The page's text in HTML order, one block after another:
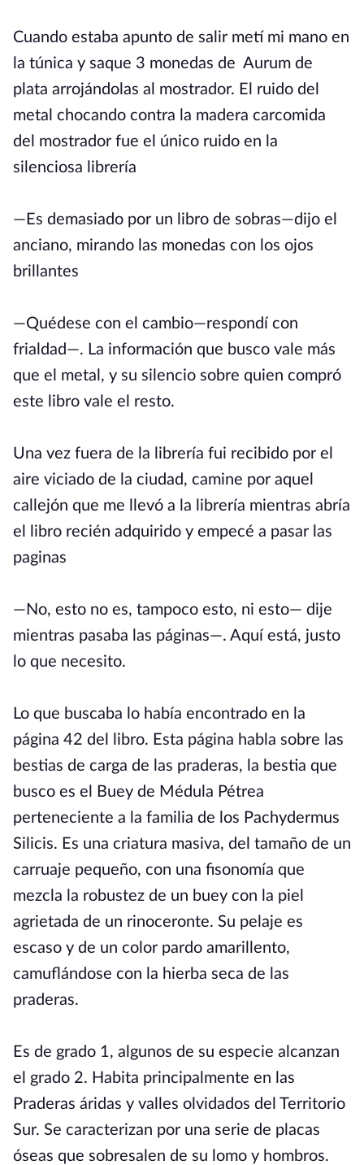
Cuando estaba apunto de salir metí mi mano en
la túnica y saque 3 monedas de Aurum de
plata arrojándolas al mostrador. El ruido del
metal chocando contra la madera carcomida
del mostrador fue el único ruido en la
silenciosa librería
—Es demasiado por un libro de sobras—dijo el
anciano, mirando las monedas con los ojos
brillantes
—Quédese con el cambio—respondí con
frialdad—. La información que busco vale más
que el metal, y su silencio sobre quien compró
este libro vale el resto.
Una vez fuera de la librería fui recibido por el
aire viciado de la ciudad, camine por aquel
callejón que me llevó a la librería mientras abría
el libro recién adquirido y empecé a pasar las
paginas
—No, esto no es, tampoco esto, ni esto— dije
mientras pasaba las páginas—. Aquí está, justo
lo que necesito.
Lo que buscaba lo había encontrado en la
página 42 del libro. Esta página habla sobre las
bestias de carga de las praderas, la bestia que
busco es el Buey de Médula Pétrea
perteneciente a la familia de los Pachydermus
Silicis. Es una criatura masiva, del tamaño de un
carruaje pequeño, con una fisonomía que
mezcla la robustez de un buey con la piel
agrietada de un rinoceronte. Su pelaje es
escaso y de un color pardo amarillento,
camuflándose con la hierba seca de las
praderas.
Es de grado 1, algunos de su especie alcanzan
el grado 2. Habita principalmente en las
Praderas áridas y valles olvidados del Territorio
Sur. Se caracterizan por una serie de placas
óseas que sobresalen de su lomo y hombros.